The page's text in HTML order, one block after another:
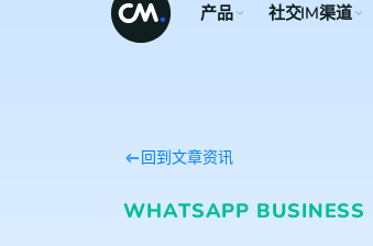
产品 社交IM渠道
回到文章资讯
WHATSAPP BUSINESS